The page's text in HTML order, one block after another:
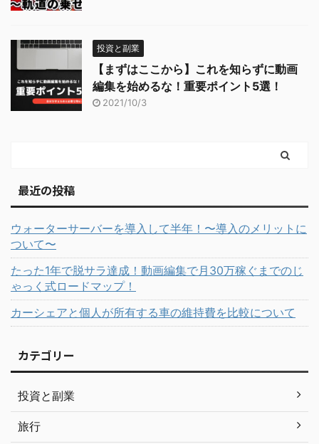
投資と副業
【まずはここから】これを知らずに動画
編集を始めるな！重要ポイント5選！
2021/10/3
最近の投稿
ウォーターサーバーを導入して半年！〜導入のメリットに
ついて〜
たった1年で脱サラ達成！動画編集で月30万稼ぐまでのじ
ゃっく式ロードマップ！
カーシェアと個人が所有する車の維持費を比較について
カテゴリー
投資と副業
旅行